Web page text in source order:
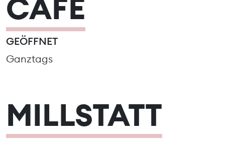
CAFÉ
GEÖFFNET
Ganztags
MILLSTATT